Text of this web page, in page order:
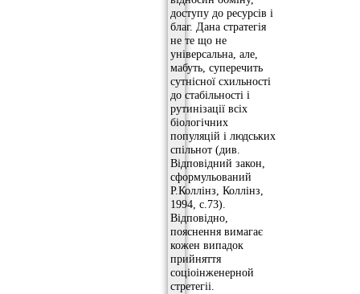
доступу до ресурсів і
благ. Дана стратегія
не те що не
універсальна, але,
мабуть, суперечить
сутнісної схильності
до стабільності і
рутинізації всіх
біологічних
популяцій і людських
спільнот (див.
Відповідний закон,
сформульований
Р.Коллінз, Коллінз,
1994, с.73).
Відповідно,
пояснення вимагає
кожен випадок
прийняття
соціоінженерной
стретегіі.